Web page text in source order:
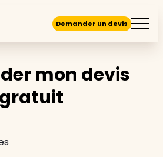
Demander un devis
mon devis
gratuit